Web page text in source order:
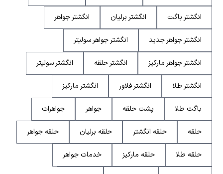
انگشتر باگت انگشتر برلیان انگشتر جواهر
انگشتر جواهر جدید انگشتر جواهر سولیتر
انگشتر جواهر مارکیز انگشتر حلقه انگشتر سولیتر
انگشتر طلا انگشتر فلاور انگشتر مارکیز
باگت طلا پشت حلقه جواهر جواهرات
حلقه حلقه انگشتر حلقه برلیان حلقه جواهر
حلقه طلا حلقه مارکیز خدمات جواهر